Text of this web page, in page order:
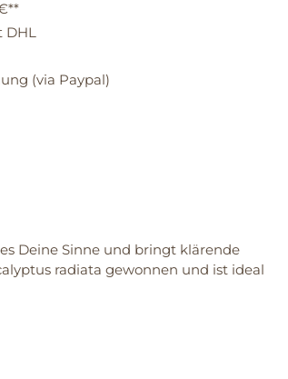
(via Paypal)
Deine Sinne und bringt klärende
radiata gewonnen und ist ideal